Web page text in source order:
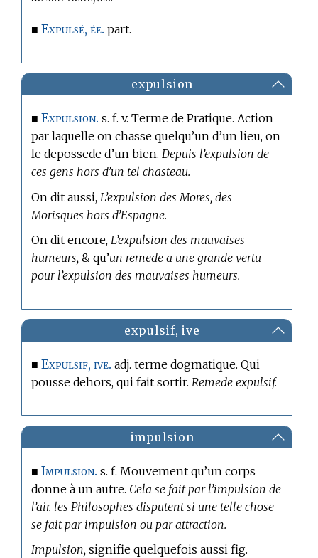
■Expulsé, ée. part.
expulsion
■Expulsion. s. f. v.Terme de Pratique. Action
par laquelle on chasse quelqu’un d’un lieu, on
le depossede d’un bien.Depuis l’expulsion de
ces gens hors d’un tel chasteau.
On dit aussi, L’expulsion des Mores, des
Morisques hors d’Espagne.
On dit encore,L’expulsion des mauvaises
humeurs, & qu’un remede a une grande vertu
pour l’expulsion des mauvaises humeurs.
expulsif, ive
■Expulsif, ive. adj.terme dogmatique. Qui
pousse dehors, qui fait sortir.Remede expulsif.
impulsion
■Impulsion. s. f. Mouvement qu’un corps
donne à un autre. Cela se fait par l’impulsion de
l’air. les Philosophes disputent si une telle chose
se fait par impulsion ou par attraction.
Impulsion, signifie quelquefois aussi fig.